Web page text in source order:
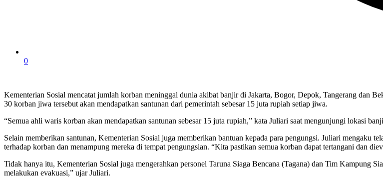
0
Kementerian Sosial mencatat jumlah korban meninggal dunia akibat banjir di Jakarta, Bogor, Depok, Tangerang dan
30 korban jiwa tersebut akan mendapatkan santunan dari pemerintah sebesar 15 juta rupiah setiap jiwa.
“Semua ahli waris korban akan mendapatkan santunan sebesar 15 juta rupiah,” kata Juliari saat mengunjungi lokasi
Selain memberikan santunan, Kementerian Sosial juga memberikan bantuan kepada para pengungsi. Juliari mengaku
terhadap korban dan menampung mereka di tempat pengungsian. “Kita pastikan semua korban dapat tertangani dan
Tidak hanya itu, Kementerian Sosial juga mengerahkan personel Taruna Siaga Bencana (Tagana) dan Tim Kampung
melakukan evakuasi,” ujar Juliari.